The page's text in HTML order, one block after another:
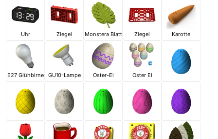
Uhr Ziegel Monstera Blatt Ziegel Karotte
E27 Glühbirne GU10-Lampe Oster-Ei Oster Ei